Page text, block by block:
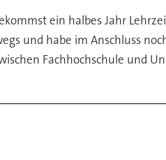
ein halbes Jahr
und habe im Anschluss
Fachhochschule und